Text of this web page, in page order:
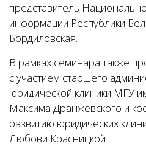
представитель
информации Республики
Бордиловская.
В рамках семинара также
с участием старшего
юридической клиники МГУ
Максима Дранжевского и
развитию юридических
Любови Красницкой.